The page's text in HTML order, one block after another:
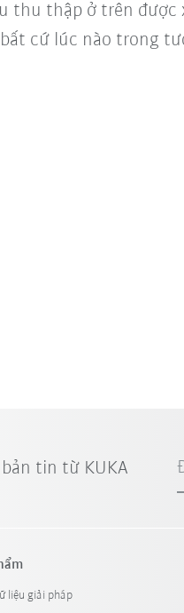
thu thập ở trên
cứ lúc nào trong
tin từ KUKA
liệu giải pháp